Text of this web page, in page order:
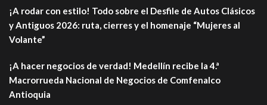
¡A rodar con estilo! Todo sobre el Desfile de Autos Clásicos
y Antiguos 2026: ruta, cierres y el homenaje “Mujeres al
Volante”
¡A hacer negocios de verdad! Medellín recibe la 4.ª
Macrorrueda Nacional de Negocios de Comfenalco
Antioquia